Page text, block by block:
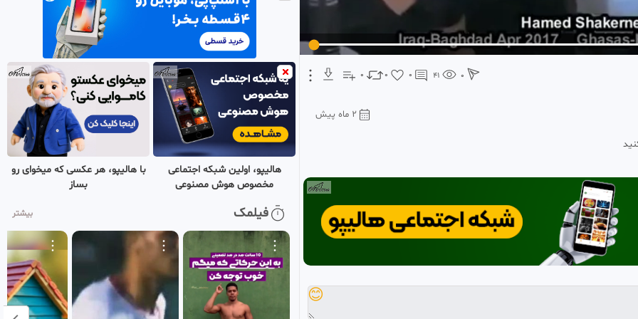
0 0 0 41 0
2 ماه پیش
😊
زمان ظهور زنده اند یا رجعت
5
0:04:21
آیا حضرت موقع ظهور خانه
کعبه را خراب می کنند؟
MHP
0:02:24
آیا شیعه گناهکار مورد
پذیرش امام زمان قرار
MHP
هالیپو، اولین شبکه اجتماعی
مخصوص هوش مصنوعی
با هالیپو، هر عکسی که میخوای رو
بساز
فیلمک بیشتر